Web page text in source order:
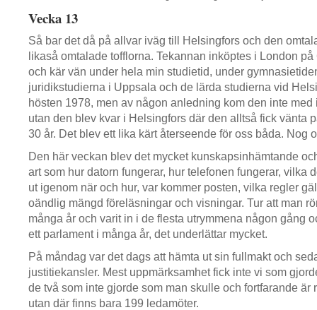
Vecka 13
Så bar det då på allvar iväg till Helsingfors och den
likaså omtalade tofflorna. Tekannan inköptes i London
och kär vän under hela min studietid, under
juridikstudierna i Uppsala och de lärda studierna vid
hösten 1978, men av någon anledning kom den inte
utan den blev kvar i Helsingfors där den alltså fick vänta
30 år. Det blev ett lika kärt återseende för oss båda. Nog
Den här veckan blev det mycket kunskapsinhämtande
art som hur datorn fungerar, hur telefonen fungerar, vilka
ut igenom när och hur, var kommer posten, vilka regler
oändlig mängd föreläsningar och visningar. Tur att man
många år och varit in i de flesta utrymmena någon gång
ett parlament i många år, det underlättar mycket.
På måndag var det dags att hämta ut sin fullmakt och
justitiekansler. Mest uppmärksamhet fick inte vi som
de två som inte gjorde som man skulle och fortfarande är
utan där finns bara 199 ledamöter.